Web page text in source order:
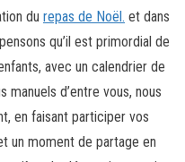
du repas de Noël. et dans
qu’il est primordial de
avec un calendrier de
manuels d’entre vous, nous
en faisant participer vos
un moment de partage en